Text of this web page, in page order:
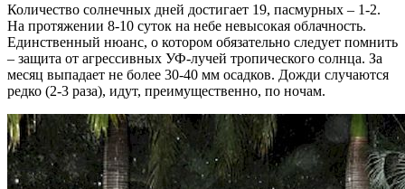
Количество солнечных дней достигает 19, пасмурных – 1-2.
На протяжении 8-10 суток на небе невысокая облачность.
Единственный нюанс, о котором обязательно следует помнить
– защита от агрессивных УФ-лучей тропического солнца. За
месяц выпадает не более 30-40 мм осадков. Дожди случаются
редко (2-3 раза), идут, преимущественно, по ночам.